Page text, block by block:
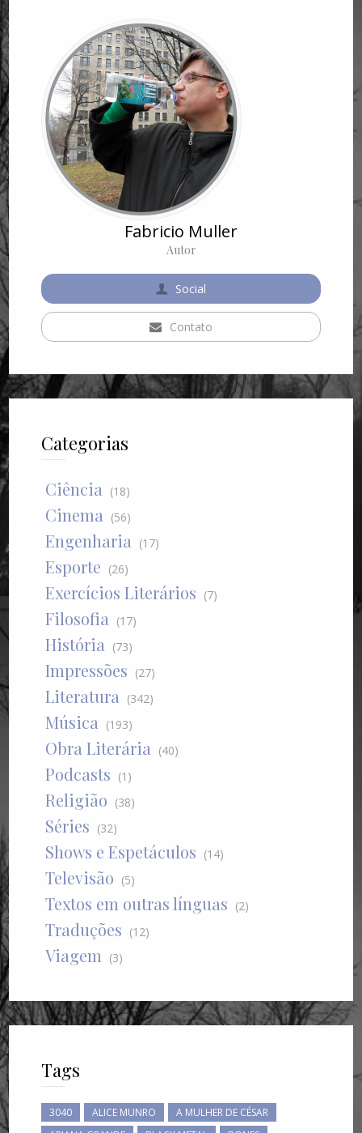
Fabricio Muller
Autor
Social
Contato
Categorias
Ciência (18)
Cinema (56)
Engenharia (17)
Esporte (26)
Exercícios Literários (7)
Filosofia (17)
História (73)
Impressões (27)
Literatura (342)
Música (193)
Obra Literária (40)
Podcasts (1)
Religião (38)
Séries (32)
Shows e Espetáculos (14)
Televisão (5)
Textos em outras línguas (2)
Traduções (12)
Viagem (3)
Tags
3040 ALICE MUNRO
A MULHER DE CÉSAR